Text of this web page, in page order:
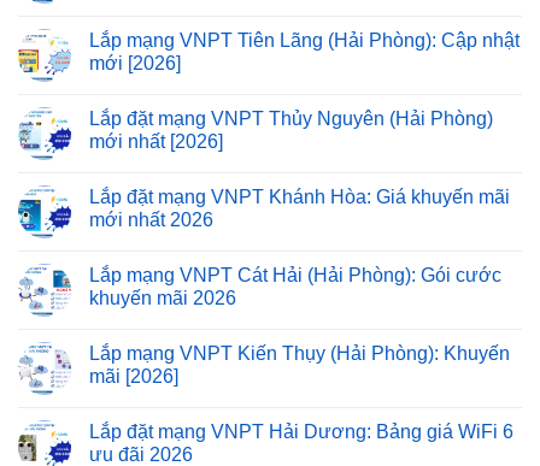
Lắp mạng VNPT Tiên Lãng (Hải Phòng): Cập nhật
mới [2026]
Lắp đặt mạng VNPT Thủy Nguyên (Hải Phòng)
mới nhất [2026]
Lắp đặt mạng VNPT Khánh Hòa: Giá khuyến mãi
mới nhất 2026
Lắp mạng VNPT Cát Hải (Hải Phòng): Gói cước
khuyến mãi 2026
Lắp mạng VNPT Kiến Thụy (Hải Phòng): Khuyến
mãi [2026]
Lắp đặt mạng VNPT Hải Dương: Bảng giá WiFi 6
ưu đãi 2026